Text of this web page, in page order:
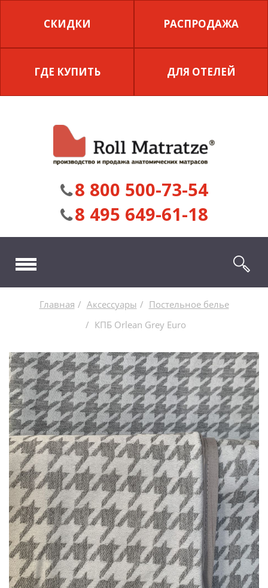
СКИДКИ РАСПРОДАЖА
ГДЕ КУПИТЬ ДЛЯ ОТЕЛЕЙ
8 800 500-73-54
8 495 649-61-18
Главная Аксессуары
Постельное белье
КПБ Orlean Grey Euro